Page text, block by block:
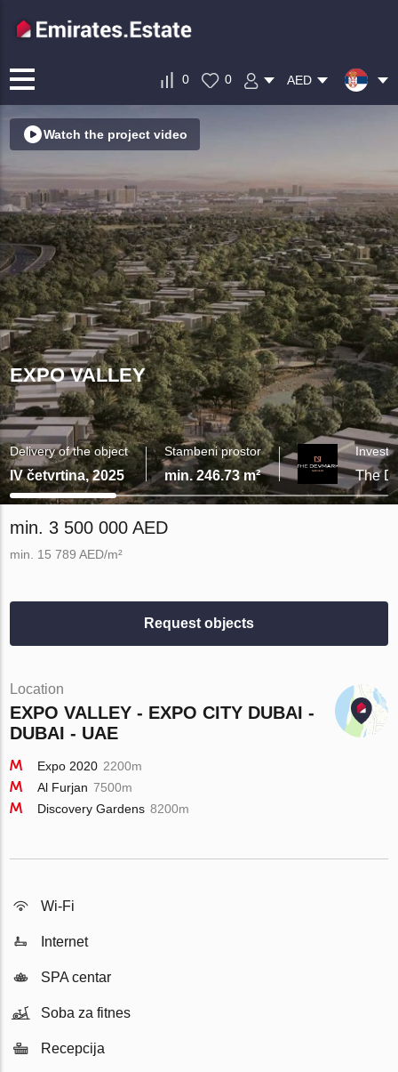
0 0 AED
Watch the project video
EXPO VALLEY
Delivery of the object
IV četvrtina, 2025
Stambeni prostor
min. 246.73 m² The
min. 3 500 000 AED
min. 15 789 AED/m²
Request objects
Location
EXPO VALLEY - EXPO CITY DUBAI -
DUBAI - UAE
Expo 2020 2200m
Al Furjan 7500m
Discovery Gardens 8200m
Wi-Fi
Internet
SPA centar
Soba za fitnes
Recepcija